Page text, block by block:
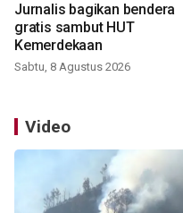
Jurnalis bagikan bendera
gratis sambut HUT
Kemerdekaan
Sabtu, 8 Agustus 2026
Video